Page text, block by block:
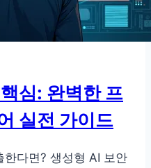
심: 완벽한 프
실전 가이드
다면? 생성형 AI 보안